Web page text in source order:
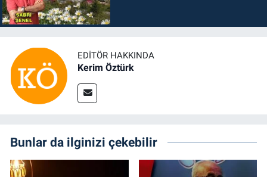
EDITÖR HAKKINDA
Kerim Öztürk
Bunlar da ilginizi çekebilir